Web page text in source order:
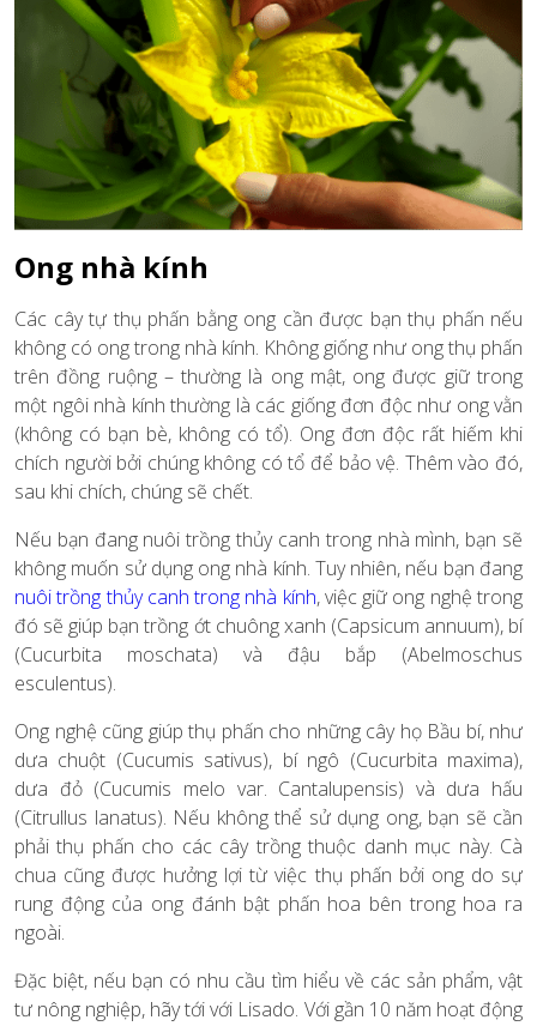
Ong nhà kính
Các cây tự thụ phấn bằng ong cần được bạn thụ phấn nếu
không có ong trong nhà kính. Không giống như ong thụ phấn
trên đồng ruộng – thường là ong mật, ong được giữ trong
một ngôi nhà kính thường là các giống đơn độc như ong vằn
(không có bạn bè, không có tổ). Ong đơn độc rất hiếm khi
chích người bởi chúng không có tổ để bảo vệ. Thêm vào đó,
sau khi chích, chúng sẽ chết.
Nếu bạn đang nuôi trồng thủy canh trong nhà mình, bạn sẽ
không muốn sử dụng ong nhà kính. Tuy nhiên, nếu bạn đang
nuôi trồng thủy canh trong nhà kính, việc giữ ong nghệ trong
đó sẽ giúp bạn trồng ớt chuông xanh (Capsicum annuum), bí
(Cucurbita moschata) và đậu bắp (Abelmoschus
esculentus).
Ong nghệ cũng giúp thụ phấn cho những cây họ Bầu bí, như
dưa chuột (Cucumis sativus), bí ngô (Cucurbita maxima),
dưa đỏ (Cucumis melo var. Cantalupensis) và dưa hấu
(Citrullus lanatus). Nếu không thể sử dụng ong, bạn sẽ cần
phải thụ phấn cho các cây trồng thuộc danh mục này. Cà
chua cũng được hưởng lợi từ việc thụ phấn bởi ong do sự
rung động của ong đánh bật phấn hoa bên trong hoa ra
ngoài.
Đặc biệt, nếu bạn có nhu cầu tìm hiểu về các sản phẩm, vật
tư nông nghiệp, hãy tới với Lisado. Với gần 10 năm hoạt động